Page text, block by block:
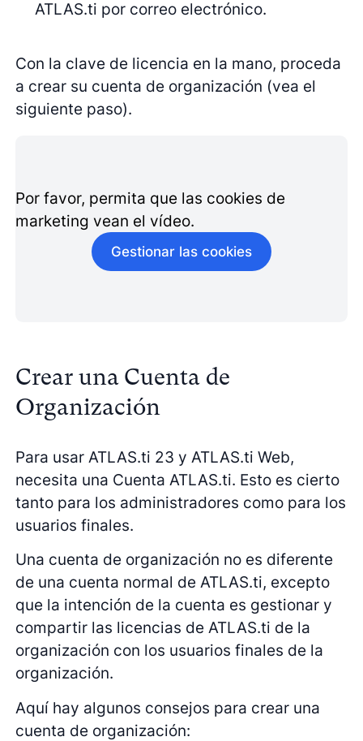
ATLAS.ti por correo electrónico.
Con la clave de licencia en la mano, proceda
a crear su cuenta de organización (vea el
siguiente paso).
Por favor, permita que las cookies de
marketing vean el vídeo.
Gestionar las cookies
Crear una Cuenta de
Organización
Para usar ATLAS.ti 23 y ATLAS.ti Web,
necesita una Cuenta ATLAS.ti. Esto es cierto
tanto para los administradores como para los
usuarios finales.
Una cuenta de organización no es diferente
de una cuenta normal de ATLAS.ti, excepto
que la intención de la cuenta es gestionar y
compartir las licencias de ATLAS.ti de la
organización con los usuarios finales de la
organización.
Aquí hay algunos consejos para crear una
cuenta de organización: